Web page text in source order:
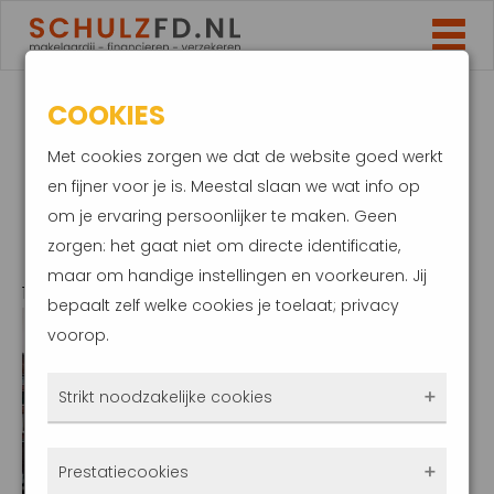
FUNDERINGSLABEL
NODIG OMDAT HEEL
HOLLAND ZAKT
19 oktober 2020
COOKIES
Met cookies zorgen we dat de website goed werkt
en fijner voor je is. Meestal slaan we wat info op
om je ervaring persoonlijker te maken. Geen
zorgen: het gaat niet om directe identificatie,
maar om handige instellingen en voorkeuren. Jij
bepaalt zelf welke cookies je toelaat; privacy
voorop.
Strikt noodzakelijke cookies
Prestatiecookies